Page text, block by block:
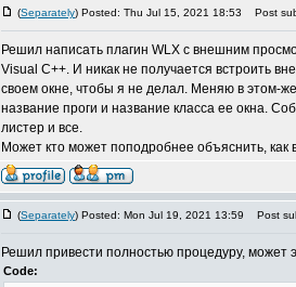
(Separately) Posted: Thu Jul 15, 2021 18:53 Post
Решил написать плагин WLX с внешним
Visual C++. И никак не получается встроить
своем окне, чтобы я не делал. Меняю в этом-
название проги и название класса ее окна.
листер и все.
Может кто может поподробнее объяснить, как
(Separately) Posted: Mon Jul 19, 2021 13:59 Post
Решил привести полностью процедуру, может
Code: